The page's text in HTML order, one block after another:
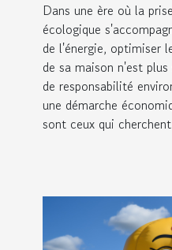
économique
Dans une ère où la
écologique
de l'énergie, optimiser
de sa maison n'est
de responsabilité
une démarche
sont ceux qui